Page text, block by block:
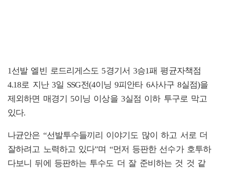
1선발 엘빈 로드리게스도 5경기서 3승1패 평균자책점
4.18로 지난 3일 SSG전(4이닝 9피안타 6사사구 8실점)을
제외하면 매경기 5이닝 이상을 3실점 이하 투구로 막고
있다.
나균안은 “선발투수들끼리 이야기도 많이 하고 서로 더
잘하려고 노력하고 있다”며 “먼저 등판한 선수가 호투하
다보니 뒤에 등판하는 투수도 더 잘 준비하는 것 것 같